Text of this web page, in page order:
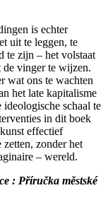
is echter
uit te leggen, te
te zijn – het volstaat
de vinger te wijzen.
wat ons te wachten
het late kapitalisme
schaal te
in dit boek
effectief
zetten, zonder het
– wereld.
: Příručka městské